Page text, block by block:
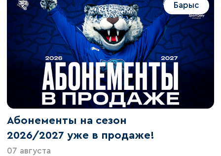
Барыс
Абонементы на сезон
2026/2027 уже в продаже!
07 августа